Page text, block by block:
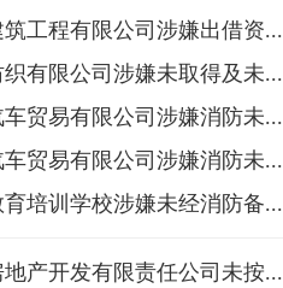
工程有限公司涉嫌出借资...
有限公司涉嫌未取得及未...
贸易有限公司涉嫌消防未...
贸易有限公司涉嫌消防未...
培训学校涉嫌未经消防备...
产开发有限责任公司未按...